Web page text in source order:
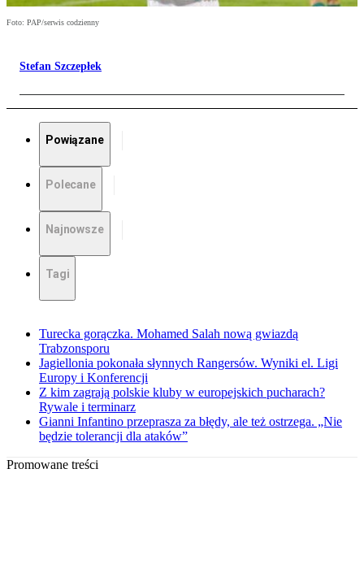
Foto: PAP/serwis codzienny
Stefan Szczepłek
Powiązane
Polecane
Najnowsze
Tagi
Turecka gorączka. Mohamed Salah nową gwiazdą
Trabzonsporu
Jagiellonia pokonała słynnych Rangersów. Wyniki el. Ligi
Europy i Konferencji
Z kim zagrają polskie kluby w europejskich pucharach?
Rywale i terminarz
Gianni Infantino przeprasza za błędy, ale też ostrzega. „Nie
będzie tolerancji dla ataków”
Promowane treści